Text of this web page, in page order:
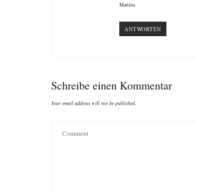
Martina
ANTWORTEN
Schreibe einen Kommentar
Your email address will not be published.